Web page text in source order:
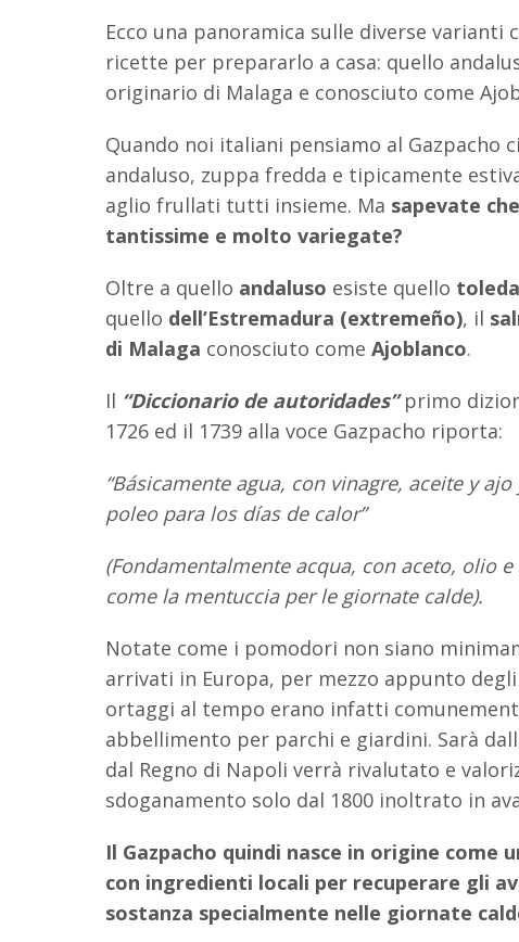
Ecco una panoramica sulle diverse varianti
ricette per prepararlo a casa: quello
originario di Malaga e conosciuto come
Quando noi italiani pensiamo al Gazpacho
andaluso, zuppa fredda e tipicamente
aglio frullati tutti insieme. Ma sapevate
tantissime e molto variegate?
Oltre a quello andaluso esiste quello
quello dell’Estremadura (extremeño), il
di Malaga conosciuto come Ajoblanco.
Il “Diccionario de autoridades”primo
1726 ed il 1739 alla voce Gazpacho riporta:
“Básicamente agua, con vinagre, aceite y
poleo para los días de calor”
(Fondamentalmente acqua, con aceto, olio
come la mentuccia per le giornate calde).
Notate come i pomodori non siano
arrivati in Europa, per mezzo appunto
ortaggi al tempo erano infatti
abbellimento per parchi e giardini. Sarà
dal Regno di Napoli verrà rivalutato e
sdoganamento solo dal 1800 inoltrato in
Il Gazpacho quindi nasce in origine
con ingredienti locali per recuperare gli
sostanza specialmente nelle giornate